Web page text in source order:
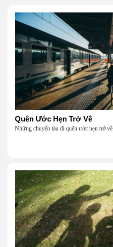
Quên Ước Hẹn Trở Về
Những chuyến tàu đi quên ước hẹn trở về